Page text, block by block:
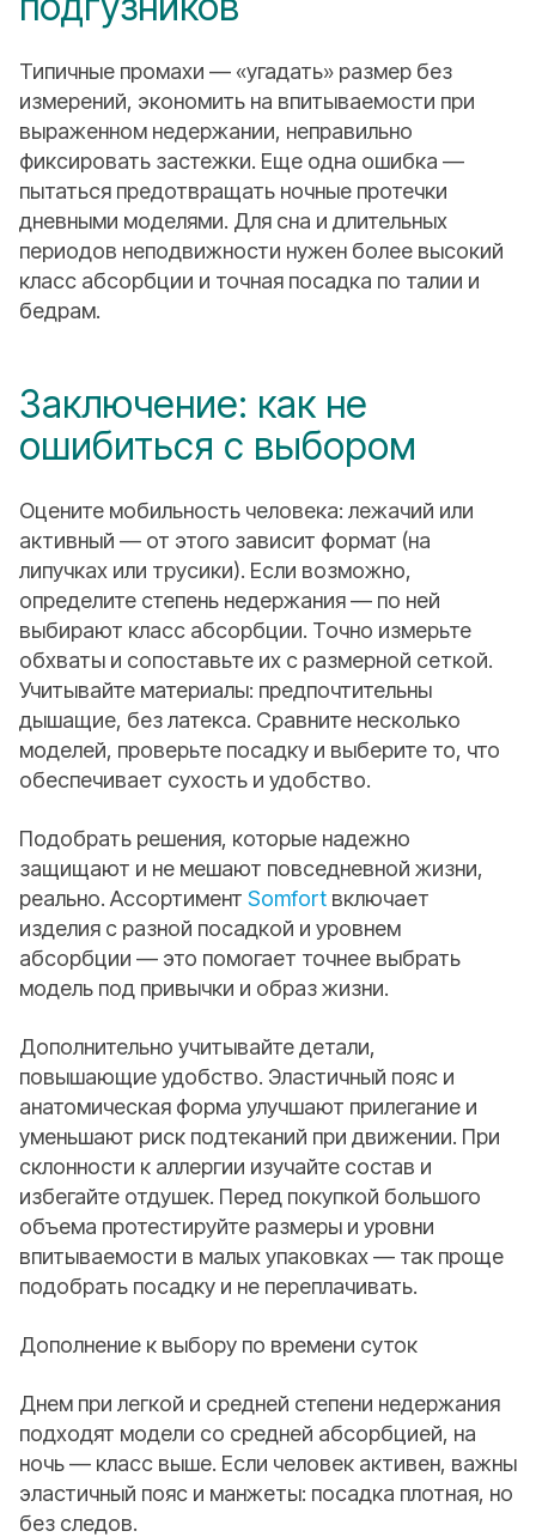
Типичные промахи — «угадать» размер без
измерений, экономить на впитываемости при
выраженном недержании, неправильно
фиксировать застежки. Еще одна ошибка —
пытаться предотвращать ночные протечки
дневными моделями. Для сна и длительных
периодов неподвижности нужен более высокий
класс абсорбции и точная посадка по талии и
бедрам.
Заключение: как не
ошибиться с выбором
Оцените мобильность человека: лежачий или
активный — от этого зависит формат (на
липучках или трусики). Если возможно,
определите степень недержания — по ней
выбирают класс абсорбции. Точно измерьте
обхваты и сопоставьте их с размерной сеткой.
Учитывайте материалы: предпочтительны
дышащие, без латекса. Сравните несколько
моделей, проверьте посадку и выберите то, что
обеспечивает сухость и удобство.
Подобрать решения, которые надежно
защищают и не мешают повседневной жизни,
реально. Ассортимент Somfort включает
изделия с разной посадкой и уровнем
абсорбции — это помогает точнее выбрать
модель под привычки и образ жизни.
Дополнительно учитывайте детали,
повышающие удобство. Эластичный пояс и
анатомическая форма улучшают прилегание и
уменьшают риск подтеканий при движении. При
склонности к аллергии изучайте состав и
избегайте отдушек. Перед покупкой большого
объема протестируйте размеры и уровни
впитываемости в малых упаковках — так проще
подобрать посадку и не переплачивать.
Дополнение к выбору по времени суток
Днем при легкой и средней степени недержания
подходят модели со средней абсорбцией, на
ночь — класс выше. Если человек активен, важны
эластичный пояс и манжеты: посадка плотная, но
без следов.